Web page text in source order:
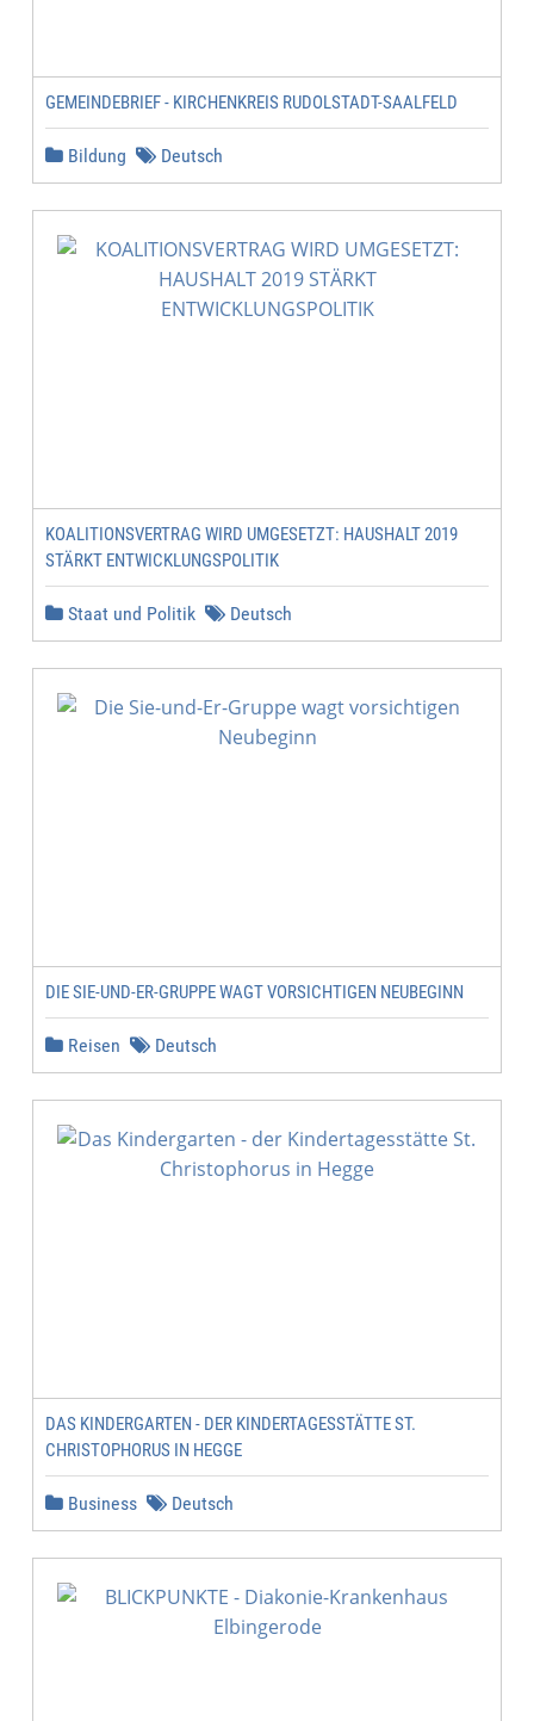
GEMEINDEBRIEF - KIRCHENKREIS RUDOLSTADT-SAALFELD
Bildung Deutsch
KOALITIONSVERTRAG WIRD UMGESETZT: HAUSHALT 2019
STÄRKT ENTWICKLUNGSPOLITIK
Staat und Politik Deutsch
DIE SIE-UND-ER-GRUPPE WAGT VORSICHTIGEN NEUBEGINN
Reisen Deutsch
DAS KINDERGARTEN - DER KINDERTAGESSTÄTTE ST.
CHRISTOPHORUS IN HEGGE
Business Deutsch